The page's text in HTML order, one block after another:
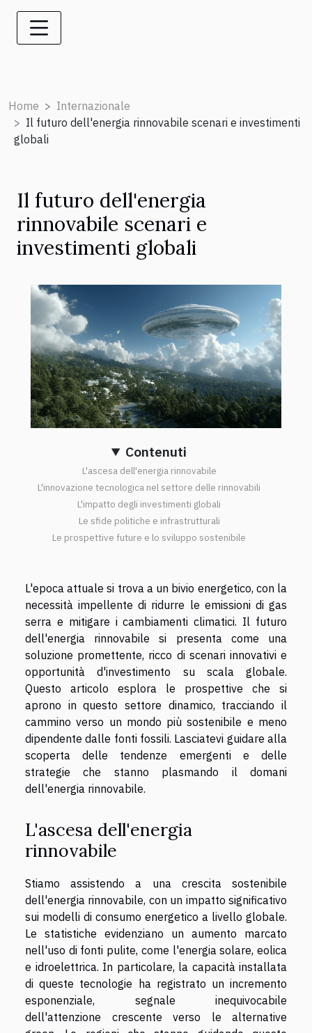
Home
Internazionale
Il futuro dell'energia rinnovabile scenari e investimenti
globali
Il futuro dell'energia
rinnovabile scenari e
investimenti globali
Contenuti
L'ascesa dell'energia rinnovabile
L'innovazione tecnologica nel settore delle rinnovabili
L'impatto degli investimenti globali
Le sfide politiche e infrastrutturali
Le prospettive future e lo sviluppo sostenibile
L'epoca attuale si trova a un bivio energetico, con la
necessità impellente di ridurre le emissioni di gas
serra e mitigare i cambiamenti climatici. Il futuro
dell'energia rinnovabile si presenta come una
soluzione promettente, ricco di scenari innovativi e
opportunità d'investimento su scala globale.
Questo articolo esplora le prospettive che si
aprono in questo settore dinamico, tracciando il
cammino verso un mondo più sostenibile e meno
dipendente dalle fonti fossili. Lasciatevi guidare alla
scoperta delle tendenze emergenti e delle
strategie che stanno plasmando il domani
dell'energia rinnovabile.
L'ascesa dell'energia
rinnovabile
Stiamo assistendo a una crescita sostenibile
dell'energia rinnovabile, con un impatto significativo
sui modelli di consumo energetico a livello globale.
Le statistiche evidenziano un aumento marcato
nell'uso di fonti pulite, come l'energia solare, eolica
e idroelettrica. In particolare, la capacità installata
di queste tecnologie ha registrato un incremento
esponenziale, segnale inequivocabile
dell'attenzione crescente verso le alternative